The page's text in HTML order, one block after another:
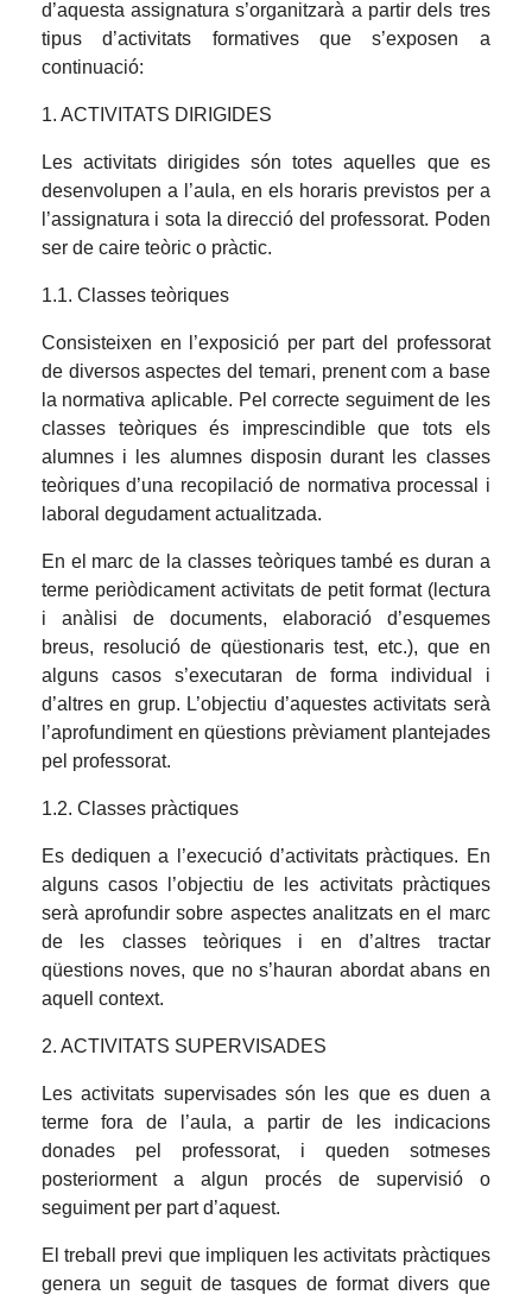
d’aquesta assignatura s’organitzarà a partir dels tres
tipus d’activitats formatives que s’exposen a
continuació:
1. ACTIVITATS DIRIGIDES
Les activitats dirigides són totes aquelles que es
desenvolupen a l’aula, en els horaris previstos per a
l’assignatura i sota la direcció del professorat. Poden
ser de caire teòric o pràctic.
1.1. Classes teòriques
Consisteixen en l’exposició per part del professorat
de diversos aspectes del temari, prenent com a base
la normativa aplicable. Pel correcte seguiment de les
classes teòriques és imprescindible que tots els
alumnes i les alumnes disposin durant les classes
teòriques d’una recopilació de normativa processal i
laboral degudament actualitzada.
En el marc de la classes teòriques també es duran a
terme periòdicament activitats de petit format (lectura
i anàlisi de documents, elaboració d’esquemes
breus, resolució de qüestionaris test, etc.), que en
alguns casos s’executaran de forma individual i
d’altres en grup. L’objectiu d’aquestes activitats serà
l’aprofundiment en qüestions prèviament plantejades
pel professorat.
1.2. Classes pràctiques
Es dediquen a l’execució d’activitats pràctiques. En
alguns casos l’objectiu de les activitats pràctiques
serà aprofundir sobre aspectes analitzats en el marc
de les classes teòriques i en d’altres tractar
qüestions noves, que no s’hauran abordat abans en
aquell context.
2. ACTIVITATS SUPERVISADES
Les activitats supervisades són les que es duen a
terme fora de l’aula, a partir de les indicacions
donades pel professorat, i queden sotmeses
posteriorment a algun procés de supervisió o
seguiment per part d’aquest.
El treball previ que impliquen les activitats pràctiques
genera un seguit de tasques de format divers que